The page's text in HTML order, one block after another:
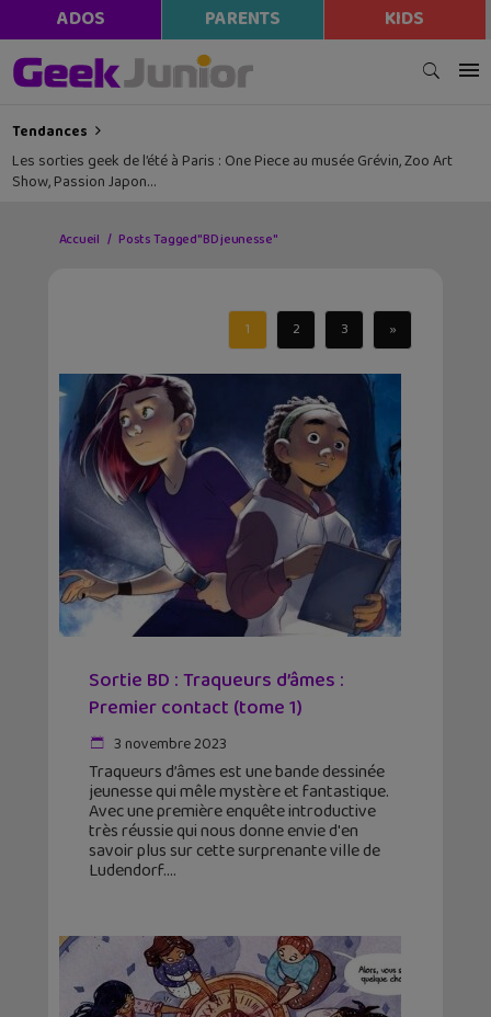
ADOS PARENTS KIDS
Tendances
Les sorties geek de l’été à Paris : One Piece au musée Grévin, Zoo Art
Show, Passion Japon…
Accueil Posts Tagged "BD jeunesse"
1 2 3 »
Sortie BD : Traqueurs d’âmes :
Premier contact (tome 1)
3 novembre 2023
Traqueurs d’âmes est une bande dessinée
jeunesse qui mêle mystère et fantastique.
Avec une première enquête introductive
très réussie qui nous donne envie d'en
savoir plus sur cette surprenante ville de
Ludendorf.